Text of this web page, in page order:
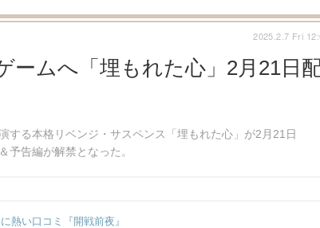
ームへ「埋もれた心」2月21日
する本格リベンジ・サスペンス「埋もれた心」が2月21日
予告編が解禁となった。
2025.2.7 Fri
熱い口コミ『開戦前夜』